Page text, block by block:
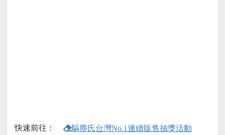
快速前往： 驅塵氏台灣No.1連續販售抽獎活動